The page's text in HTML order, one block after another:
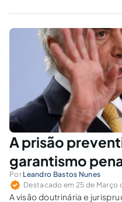
garantismo unidimensional
direito pátrio, tais como, a
regime semiaberto como
impunidade.
A prisão
garantismo
Por Leandro Bastos Nunes
Destacado em 25 de Março
A visão doutrinária e